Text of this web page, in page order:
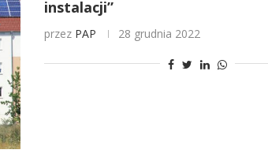
instalacji”
przez PAP 28 grudnia 2022